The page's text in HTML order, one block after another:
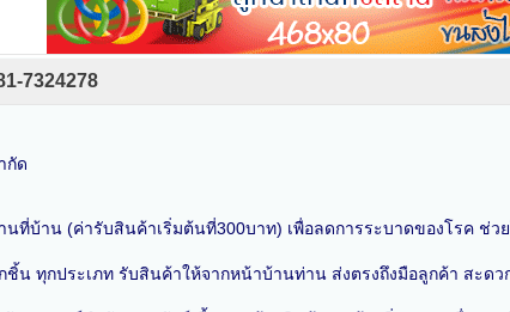
7324278
กัด
ที่บ้าน (ค่ารับสินค้าเริ่มต้นที่300บาท) เพื่อลดการระบาดของโรค ช่
ทุกประเภท รับสินค้าให้จากหน้าบ้านท่าน ส่งตรงถึงมือลูกค้า สะดว